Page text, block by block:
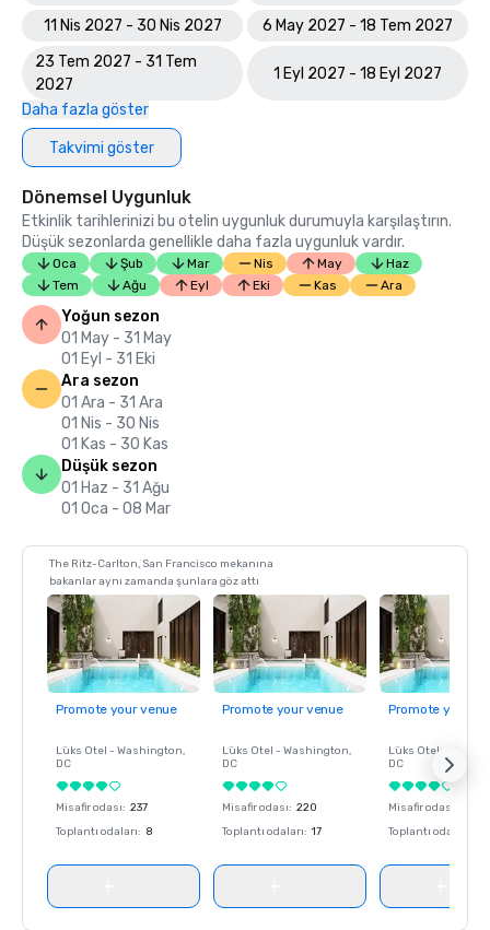
11 Nis 2027 - 30 Nis 2027
6 May 2027 - 18 Tem 2027
23 Tem 2027 - 31 Tem
2027
1 Eyl 2027 - 18 Eyl 2027
Daha fazla göster
Takvimi göster
Dönemsel Uygunluk
Etkinlik tarihlerinizi bu otelin uygunluk durumuyla karşılaştırın.
Düşük sezonlarda genellikle daha fazla uygunluk vardır.
Oca Şub Mar Nis May
Haz
Tem
Ağu Eyl Eki Kas Ara
Yoğun sezon
01 May - 31 May
01 Eyl - 31 Eki
Ara sezon
01 Ara - 31 Ara
01 Nis - 30 Nis
01 Kas - 30 Kas
Düşük sezon
01 Haz - 31 Ağu
01 Oca - 08 Mar
The Ritz-Carlton, San Francisco mekanına
bakanlar aynı zamanda şunlara göz attı
Promote your venue
Lüks Otel - Washington,
DC
Misafir odası: 237
Toplantı odaları: 8
Promote your venue
Lüks Otel - Washington,
DC
Misafir odası: 220
Toplantı odaları: 17
Promote your
Lüks Otel -
DC
Misafir odası
Toplantı odaları